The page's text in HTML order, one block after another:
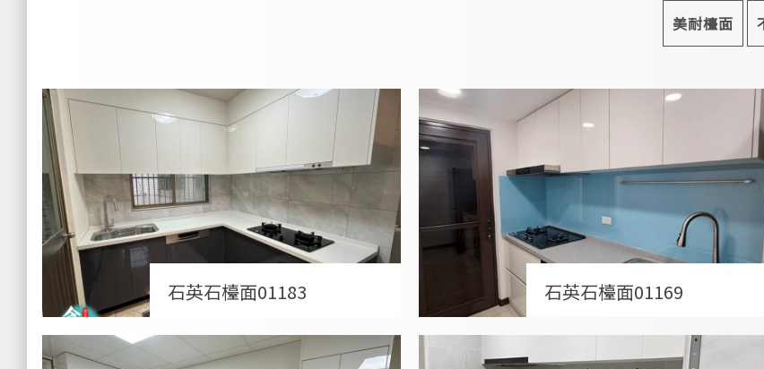
美耐檯面
石英石檯面01183 石英石檯面01169